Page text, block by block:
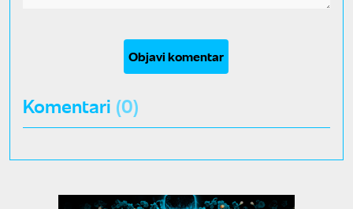
Objavi komentar
Komentari (0)